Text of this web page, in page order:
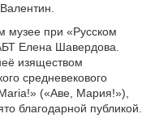
музее при «Русском
Елена Шавердова.
изяществом
средневекового
(«Аве, Мария!»),
благодарной публикой.